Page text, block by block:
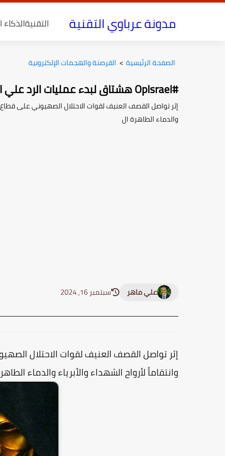
مدونة عرباوي التقنية التقنية
الصفحة الرئيسية > القرصنة والهجمات الإلكترونية
#OpIsrael هشتاق لبدء عمليات الرد علي الكيان الصهيوني
إثر تواصل القصف العنيف لقوات الاحتلال الصهيوني على
والدماء الطاهرة ال
علي ماهر سبتمبر 16, 2024
إثر تواصل القصف العنيف لقوات الاحتلال
وانتقاماً لأرواح الشهداء والأبرياء والدماء